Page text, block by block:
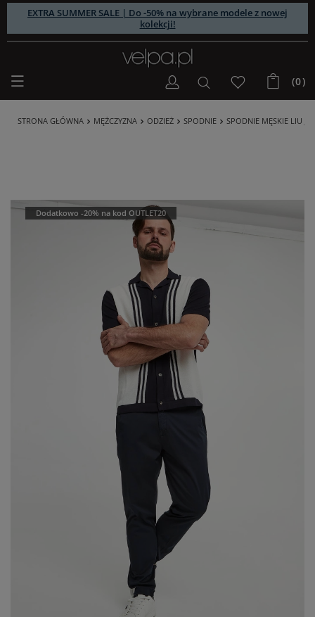
EXTRA SUMMER SALE | Do -50% na wybrane modele z nowej
kolekcji!
(0)
STRONA GŁÓWNA MĘŻCZYZNA ODZIEŻ SPODNIE SPODNIE MĘSKIE LIU JO
Dodatkowo -20% na kod OUTLET20